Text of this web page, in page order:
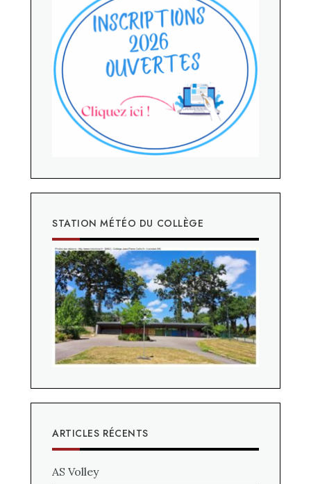
STATION MÉTÉO DU COLLÈGE
ARTICLES RÉCENTS
AS Volley